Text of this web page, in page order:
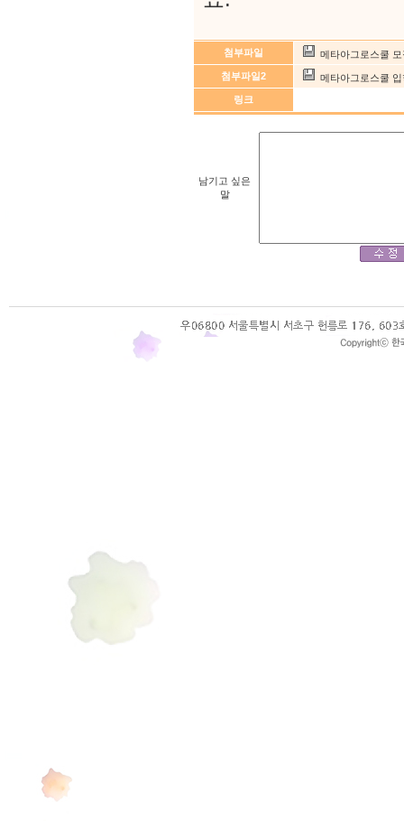
첨부파일
메타아그로스쿨 모
첨부파일2
메타아그로스쿨
링크
남기고 싶은
말